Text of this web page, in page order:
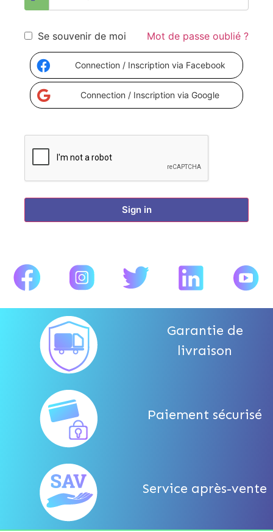
Se souvenir de moi Mot de passe oublié ?
Connection / Inscription via Facebook
Connection / Inscription via Google
Sign in
Garantie de
livraison
Paiement sécurisé
Service après-vente